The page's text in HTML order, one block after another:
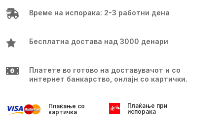
количина
 Време на испорака: 2-3 работни дена
 Бесплатна достава над 3000 денари

Платете во готово на доставувачот и со
интернет банкарство, онлајн со картички.
Плаќање со
картичка
Плаќање при
испорака